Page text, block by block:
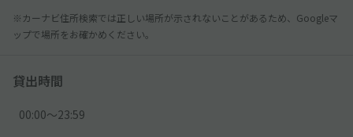
※カーナビ住所検索では正しい場所が示されないことがあるため、Googleマ
ップで場所をお確かめください。
貸出時間
00:00〜23:59